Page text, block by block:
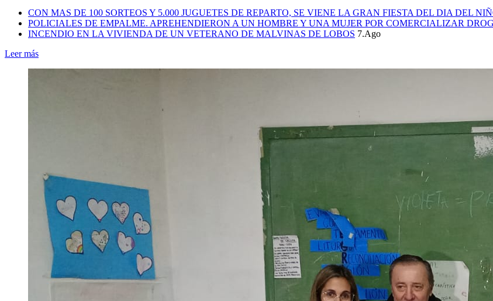
CON MAS DE 100 SORTEOS Y 5.000 JUGUETES DE REPARTO, SE VIENE LA GRAN FIESTA DEL DIA DEL
POLICIALES DE EMPALME. APREHENDIERON A UN HOMBRE Y UNA MUJER POR COMERCIALIZAR
INCENDIO EN LA VIVIENDA DE UN VETERANO DE MALVINAS DE LOBOS 7.Ago
Leer más